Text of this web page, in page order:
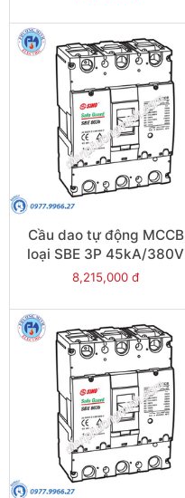
Cầu dao tự động MCCB
loại SBE 3P 45kA/380V
600A - Model
8,215,000 đ